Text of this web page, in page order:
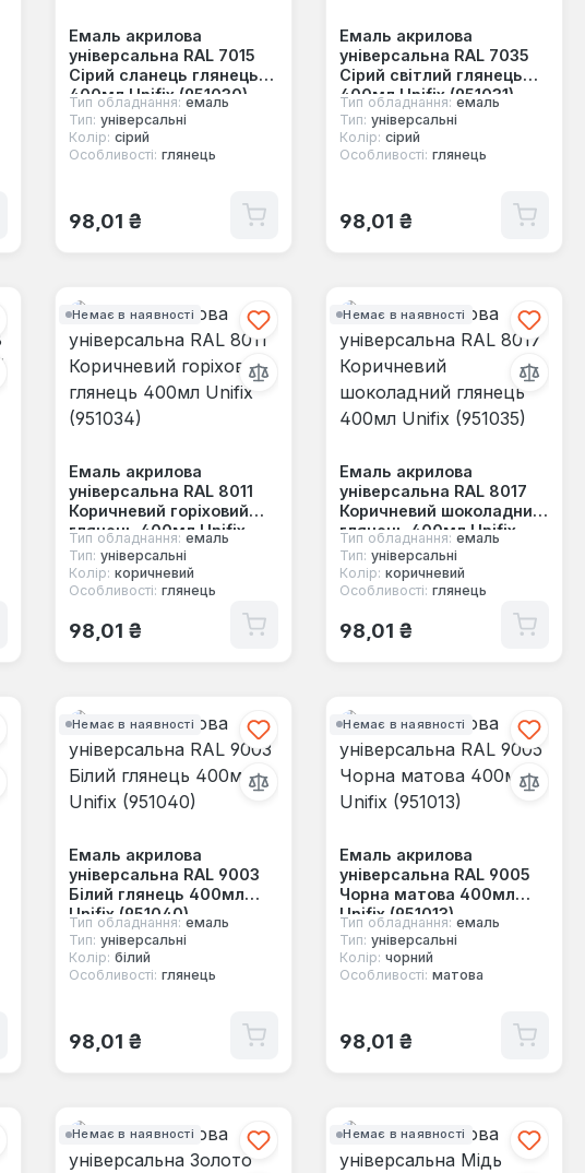
Емаль акрилова
універсальна RAL 7015
Сірий сланець глянець
400мл Unifix (951030)
Тип обладнання: емаль
Тип: універсальні
Колір: сірий
Особливості: глянець
Звичайна ціна:
98,01 ₴
Емаль акрилова
універсальна RAL 7035
Сірий світлий глянець
400мл Unifix (951031)
Тип обладнання: емаль
Тип: універсальні
Колір: сірий
Особливості: глянець
Звичайна ціна:
98,01 ₴
Немає в наявності
Емаль акрилова
універсальна RAL 8011
Коричневий горіховий
глянець 400мл Unifix
(951034)
Тип обладнання: емаль
Тип: універсальні
Колір: коричневий
Особливості: глянець
Звичайна ціна:
98,01 ₴
Немає в наявності
Емаль акрилова
універсальна RAL 8017
Коричневий шоколадний
глянець 400мл Unifix
(951035)
Тип обладнання: емаль
Тип: універсальні
Колір: коричневий
Особливості: глянець
Звичайна ціна:
98,01 ₴
Немає в наявності
Емаль акрилова
універсальна RAL 9003
Білий глянець 400мл
Unifix (951040)
Тип обладнання: емаль
Тип: універсальні
Колір: білий
Особливості: глянець
Звичайна ціна:
98,01 ₴
Немає в наявності
Емаль акрилова
універсальна RAL 9005
Чорна матова 400мл
Unifix (951013)
Тип обладнання: емаль
Тип: універсальні
Колір: чорний
Особливості: матова
Звичайна ціна:
98,01 ₴
Немає в наявності Немає в наявності